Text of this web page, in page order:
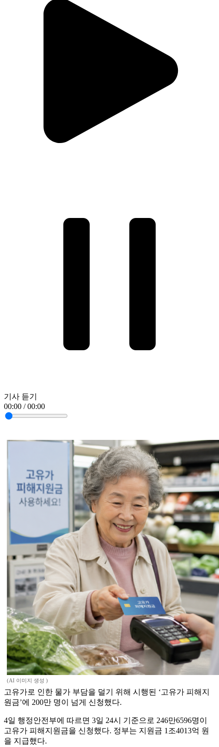
기사 듣기
00:00 / 00:00
(AI 이미지 생성 )
고유가로 인한 물가 부담을 덜기 위해 시행된 ‘고유가 피해지
원금’에 200만 명이 넘게 신청했다.
4일 행정안전부에 따르면 3일 24시 기준으로 246만6596명이
고유가 피해지원금을 신청했다. 정부는 지원금 1조4013억 원
을 지급했다.